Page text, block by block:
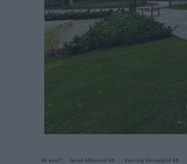
Mi épül? Geum Műterem Kft. Everling Városépítő Kft.